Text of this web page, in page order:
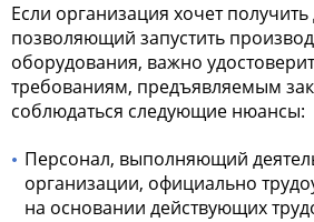
Если организация хочет получить
позволяющий запустить
оборудования, важно
требованиям, предъявляемым
соблюдаться следующие нюансы:
Персонал, выполняющий
организации, официально
на основании действующих